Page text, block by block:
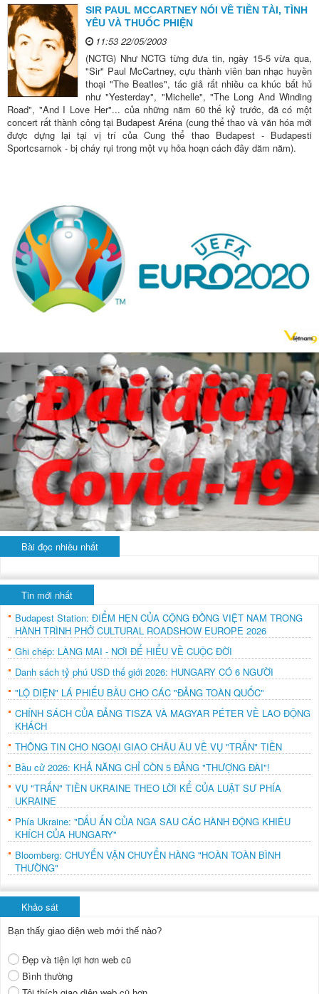
SIR PAUL MCCARTNEY NÓI VỀ TIỀN TÀI, TÌNH
YÊU VÀ THUỐC PHIỆN
11:53 22/05/2003
(NCTG) Như NCTG từng đưa tin, ngày 15-5 vừa qua,
"Sir" Paul McCartney, cựu thành viên ban nhạc huyền
thoại "The Beatles", tác giả rất nhiều ca khúc bất hủ
như "Yesterday", "Michelle", "The Long And Winding
Road", "And I Love Her"... của những năm 60 thế kỷ trước, đã có một
concert rất thành công tại Budapest Aréna (cung thể thao và văn hóa mới
được dựng lại tại vị trí của Cung thể thao Budapest - Budapesti
Sportcsarnok - bị cháy rụi trong một vụ hỏa hoạn cách đây dăm năm).
Bài đọc nhiều nhất
Tin mới nhất
Budapest Station: ĐIỂM HẸN CỦA CỘNG ĐỒNG VIỆT NAM TRONG
HÀNH TRÌNH PHỞ CULTURAL ROADSHOW EUROPE 2026
Ghi chép: LÀNG MAI - NƠI ĐỂ HIỂU VỀ CUỘC ĐỜI
Danh sách tỷ phú USD thế giới 2026: HUNGARY CÓ 6 NGƯỜI
"LỘ DIỆN" LÁ PHIẾU BẦU CHO CÁC "ĐẢNG TOÀN QUỐC"
CHÍNH SÁCH CỦA ĐẢNG TISZA VÀ MAGYAR PÉTER VỀ LAO ĐỘNG
KHÁCH
THÔNG TIN CHO NGOẠI GIAO CHÂU ÂU VỀ VỤ "TRẤN" TIỀN
Bầu cử 2026: KHẢ NĂNG CHỈ CÒN 5 ĐẢNG "THƯỢNG ĐÀI"!
VỤ "TRẤN" TIỀN UKRAINE THEO LỜI KỂ CỦA LUẬT SƯ PHÍA
UKRAINE
Phía Ukraine: "DẤU ẤN CỦA NGA SAU CÁC HÀNH ĐỘNG KHIÊU
KHÍCH CỦA HUNGARY"
Bloomberg: CHUYẾN VẬN CHUYỂN HÀNG "HOÀN TOÀN BÌNH
THƯỜNG"
Khảo sát
Bạn thấy giao diện web mới thế nào?
Đẹp và tiện lợi hơn web cũ
Bình thường